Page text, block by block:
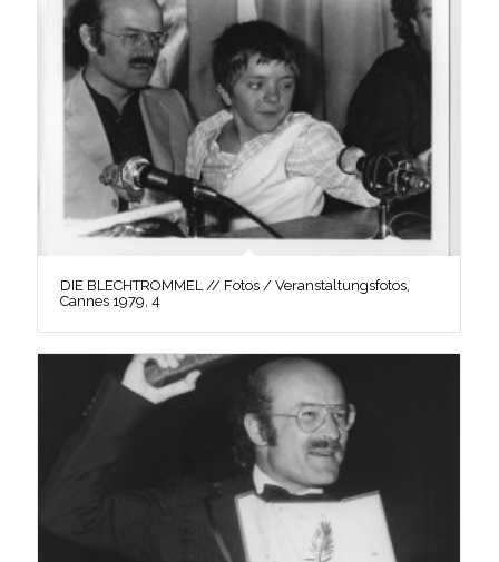
DIE BLECHTROMMEL // Fotos / Veranstaltungsfotos,
Cannes 1979, 4